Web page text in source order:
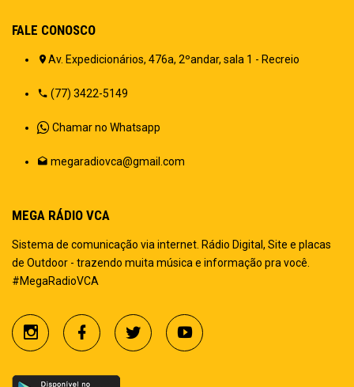
FALE CONOSCO
Av. Expedicionários, 476a, 2ºandar, sala 1 - Recreio
(77) 3422-5149
Chamar no Whatsapp
megaradiovca@gmail.com
MEGA RÁDIO VCA
Sistema de comunicação via internet. Rádio Digital, Site e placas
de Outdoor - trazendo muita música e informação pra você.
#MegaRadioVCA